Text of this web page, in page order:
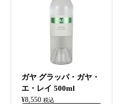
ガヤ グラッパ・ガヤ・
エ・レイ 500ml
¥8,550 税込